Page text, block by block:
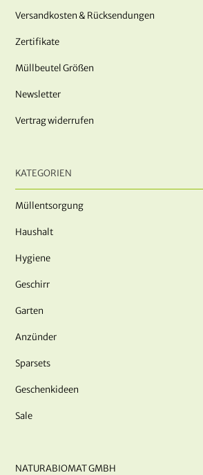
Versandkosten & Rücksendungen
Zertifikate
Müllbeutel Größen
Newsletter
Vertrag widerrufen
KATEGORIEN
Müllentsorgung
Haushalt
Hygiene
Geschirr
Garten
Anzünder
Sparsets
Geschenkideen
Sale
NATURABIOMAT GMBH